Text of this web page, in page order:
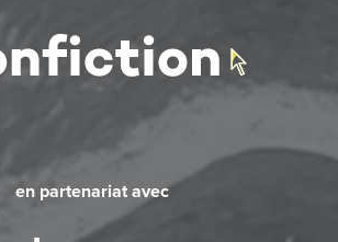
en partenariat avec